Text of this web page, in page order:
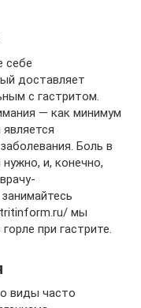
себе
доставляет
с гастритом.
— как минимум
Боль в
и, конечно,
мы
при гастрите.
виды часто